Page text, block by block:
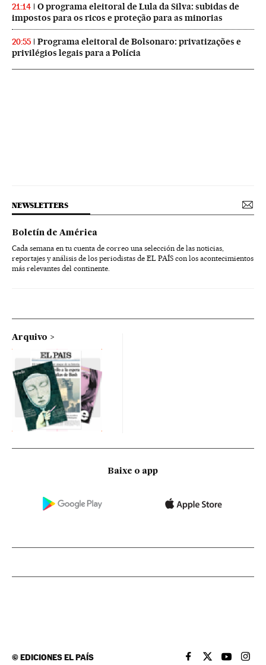
21:14
O programa eleitoral de Lula da Silva: subidas de
impostos para os ricos e proteção para as minorias
20:55
Programa eleitoral de Bolsonaro: privatizações e
privilégios legais para a Polícia
NEWSLETTERS
Boletín de América
Cada semana en tu cuenta de correo una selección de las noticias,
reportajes y análisis de los periodistas de EL PAÍS con los acontecimientos
más relevantes del continente.
Arquivo
Baixe o app
©EDICIONES EL PAÍS EL PAÍS BRASIL EN
EL PAÍSEL PAÍS
EL